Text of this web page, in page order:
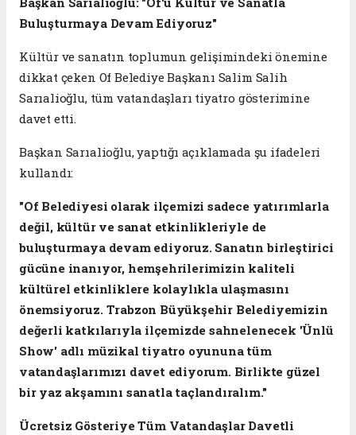
Buluşturmaya Devam Ediyoruz"
Kültür ve sanatın toplumun gelişimindeki önemine
dikkat çeken Of Belediye Başkanı Salim Salih
Sarıalioğlu, tüm vatandaşları tiyatro gösterimine
davet etti.
Başkan Sarıalioğlu, yaptığı açıklamada şu ifadeleri
kullandı:
"Of Belediyesi olarak ilçemizi sadece yatırımlarla
değil, kültür ve sanat etkinlikleriyle de
buluşturmaya devam ediyoruz. Sanatın birleştirici
gücüne inanıyor, hemşehrilerimizin kaliteli
kültürel etkinliklere kolaylıkla ulaşmasını
önemsiyoruz. Trabzon Büyükşehir Belediyemizin
değerli katkılarıyla ilçemizde sahnelenecek 'Ünlü
Show' adlı müzikal tiyatro oyununa tüm
vatandaşlarımızı davet ediyorum. Birlikte güzel
bir yaz akşamını sanatla taçlandıralım."
Ücretsiz Gösteriye Tüm Vatandaşlar Davetli